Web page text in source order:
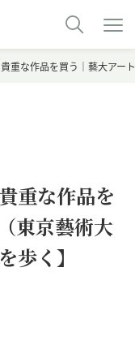
重な作品を買う｜藝大アー
重な作品を
東京藝術大
歩く】